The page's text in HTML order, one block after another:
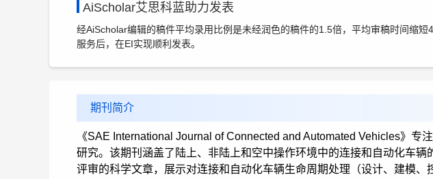
AiScholar艾思科蓝助力发表
经AiScholar编辑的稿件平均录用比例是未经润色的稿件的1.5倍，平均审稿时间缩
服务后，在EI实现顺利发表。
期刊简介
《SAE International Journal of Connected and Automated Vehicles》专
研究。该期刊涵盖了陆上、非陆上和空中操作环境中的连接和自动化车
评审的科学文章，展示对连接和自动化车辆生命周期处理（设计、建模、